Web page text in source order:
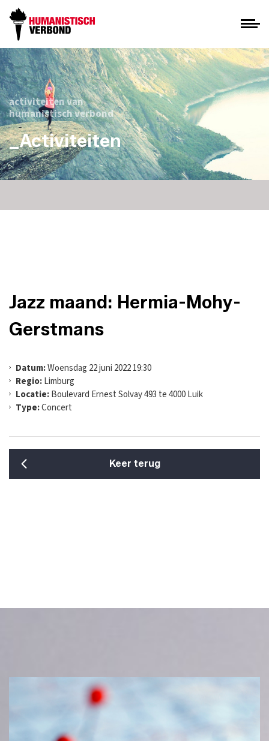
activiteiten van
humanistisch verbond
_Activiteiten
Jazz maand: Hermia-Mohy-
Gerstmans
Datum:Woensdag 22 juni 2022 19:30
Regio:Limburg
Locatie:Boulevard Ernest Solvay 493 te 4000 Luik
Type:Concert
Keer terug